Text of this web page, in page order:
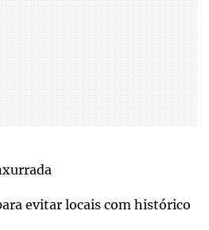
evitar locais com histórico